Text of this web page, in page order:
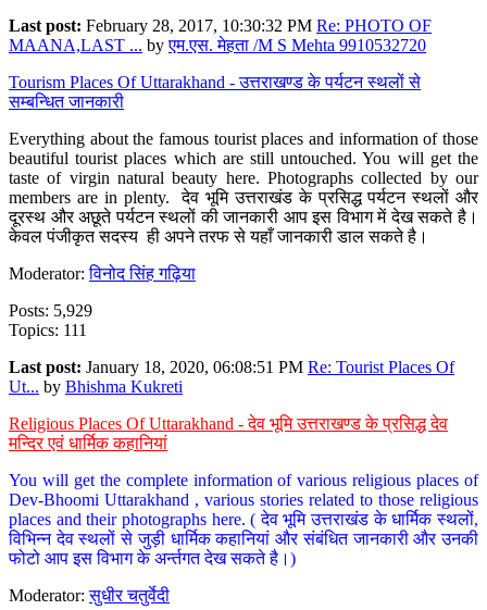
Last post: February 28, 2017, 10:30:32 PM Re: PHOTO OF
MAANA,LAST ... byएम.एस. मेहता /M S Mehta 9910532720
Tourism Places Of Uttarakhand - उत्तराखण्ड के पर्यटन स्थलों से
सम्बन्धित जानकारी
Everything about the famous tourist places and information of those
beautiful tourist places which are still untouched. You will get the
taste of virgin natural beauty here. Photographs collected by our
members are in plenty. देव भूमि उत्तराखंड के प्रसिद्ध पर्यटन स्थलों और
दूरस्थ और अछूते पर्यटन स्थलों की जानकारी आप इस विभाग में देख सकते है।
केवल पंजीकृत सदस्य ही अपने तरफ से यहाँ जानकारी डाल सकते है।
Moderator:विनोद सिंह गढ़िया
Posts: 5,929
Topics: 111
Last post: January 18, 2020, 06:08:51 PM Re: Tourist Places Of
Ut... by Bhishma Kukreti
Religious Places Of Uttarakhand - देव भूमि उत्तराखण्ड के प्रसिद्ध देव
मन्दिर एवं धार्मिक कहानियां
You will get the complete information of various religious places of
Dev-Bhoomi Uttarakhand , various stories related to those religious
places and their photographs here. ( देव भूमि उत्तराखंड के धार्मिक स्थलों,
विभिन्न देव स्थलों से जुड़ी धार्मिक कहानियां और संबंधित जानकारी और उनकी
फोटो आप इस विभाग के अर्न्तगत देख सकते है।)
Moderator:सुधीर चतुर्वेदी